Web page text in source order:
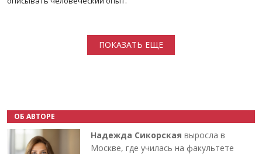
ПОКАЗАТЬ ЕЩЕ
ОБ АВТОРЕ
Надежда Сикорская выросла в
Москве, где училась на факультете